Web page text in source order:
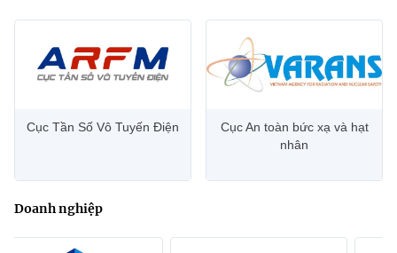
Cục Tần Số Vô Tuyến Điện
Cục An toàn bức xạ và hạt
nhân
Doanh nghiệp